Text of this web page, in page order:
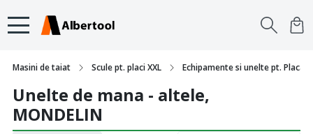
Masini de taiat Scule pt. placi XXL Echipamente si unelte pt. Placari
Unelte de mana - altele,
MONDELIN